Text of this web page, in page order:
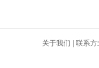
关于我们 联系方